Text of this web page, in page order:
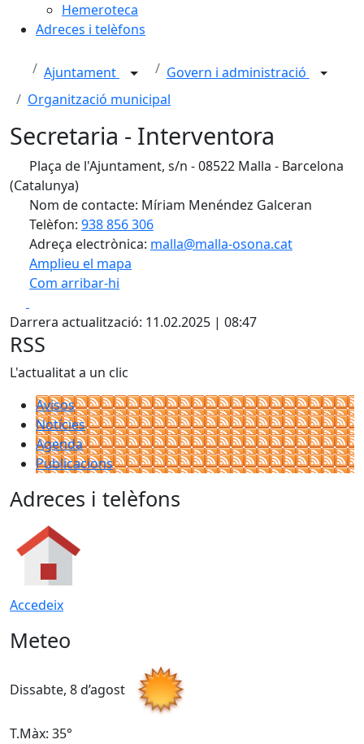
Hemeroteca
Adreces i telèfons
Ajuntament
Govern i administració
Organització municipal
Secretaria - Interventora
Plaça de l'Ajuntament, s/n - 08522 Malla - Barcelona
(Catalunya)
Nom de contacte: Míriam Menéndez Galceran
Telèfon: 938 856 306
Adreça electrònica: malla@malla-osona.cat
Amplieu el mapa
Com arribar-hi
+
−
Darrera actualització: 11.02.2025 | 08:47
RSS
L'actualitat a un clic
Avisos
Notícies
Agenda
Publicacions
Adreces i telèfons
Accedeix
Meteo
Dissabte, 8 d’agost
T.Màx: 35°